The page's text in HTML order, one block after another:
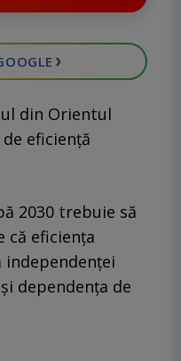
›
din Orientul
eficiență
2030 trebuie să
că eficiența
dependența de